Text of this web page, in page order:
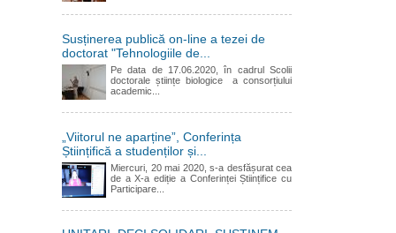
Susținerea publică on-line a tezei de
doctorat "Tehnologiile de...
Pe data de 17.06.2020, în cadrul Scolii
doctorale științe biologice a consorțiului
academic...
„Viitorul ne aparține”, Conferința
Științifică a studenților și...
Miercuri, 20 mai 2020, s-a desfășurat cea
de a X-a ediție a Conferinței Științifice cu
Participare...